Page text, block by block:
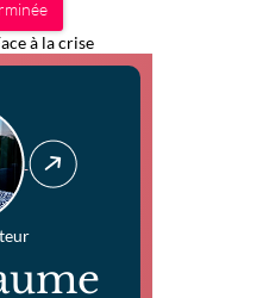
à la crise